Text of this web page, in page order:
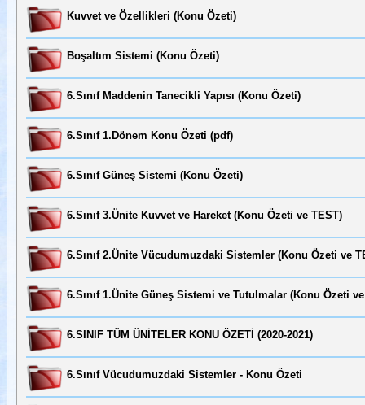
Kuvvet ve Özellikleri (Konu Özeti)
Boşaltım Sistemi (Konu Özeti)
6.Sınıf Maddenin Tanecikli Yapısı (Konu Özeti)
6.Sınıf 1.Dönem Konu Özeti (pdf)
6.Sınıf Güneş Sistemi (Konu Özeti)
6.Sınıf 3.Ünite Kuvvet ve Hareket (Konu Özeti ve TEST)
6.Sınıf 2.Ünite Vücudumuzdaki Sistemler (Konu Özeti ve
6.Sınıf 1.Ünite Güneş Sistemi ve Tutulmalar (Konu Özeti
6.SINIF TÜM ÜNİTELER KONU ÖZETİ (2020-2021)
6.Sınıf Vücudumuzdaki Sistemler - Konu Özeti